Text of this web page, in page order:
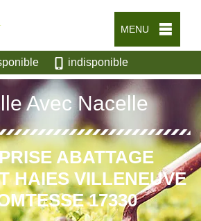
MENU
indisponible
Avec Nacelle
ABATTAGE
HAIES VILLENEUVE
17330